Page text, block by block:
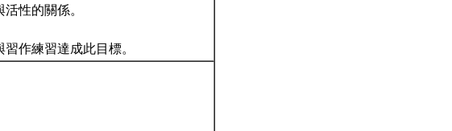
性的關係。
作練習達成此目標。